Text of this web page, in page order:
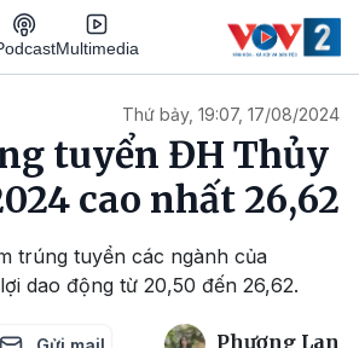
Multimedia
Thứ bảy, 19:07, 17/08/2024
tuyển ĐH Thủy
cao nhất 26,62
trúng tuyển các ngành của
dao động từ 20,50 đến 26,62.
Phương Lan